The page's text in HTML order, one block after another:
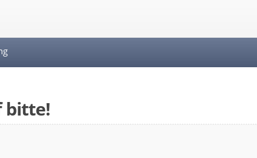
bitte!